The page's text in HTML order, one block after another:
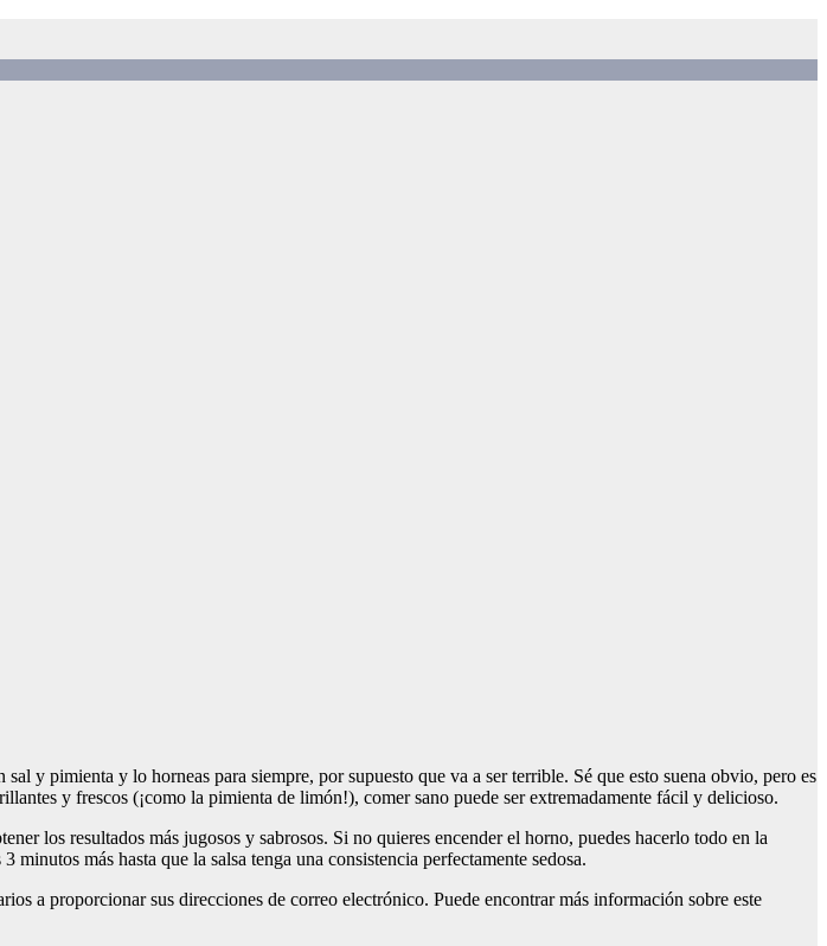
y pimienta y lo horneas para siempre, por supuesto que va a ser terrible. Sé que esto suena obvio, pero es
y frescos (¡como la pimienta de limón!), comer sano puede ser extremadamente fácil y delicioso.
los resultados más jugosos y sabrosos. Si no quieres encender el horno, puedes hacerlo todo en la
más hasta que la salsa tenga una consistencia perfectamente sedosa.
a proporcionar sus direcciones de correo electrónico. Puede encontrar más información sobre este